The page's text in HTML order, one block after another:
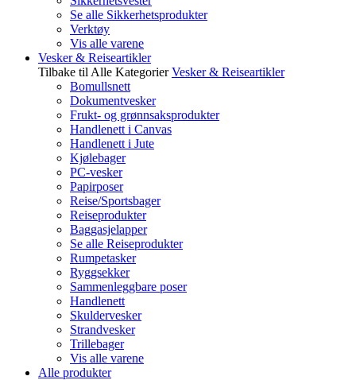
Se alle Sikkerhetsprodukter
Verktøy
Vis alle varene
Vesker & Reiseartikler
Tilbake til Alle Kategorier Vesker & Reiseartikler
Bomullsnett
Dokumentvesker
Frukt- og grønnsaksprodukter
Handlenett i Canvas
Handlenett i Jute
Kjølebager
PC-vesker
Papirposer
Reise/Sportsbager
Reiseprodukter
Baggasjelapper
Se alle Reiseprodukter
Rumpetasker
Ryggsekker
Sammenleggbare poser
Handlenett
Skuldervesker
Strandvesker
Trillebager
Vis alle varene
Alle produkter